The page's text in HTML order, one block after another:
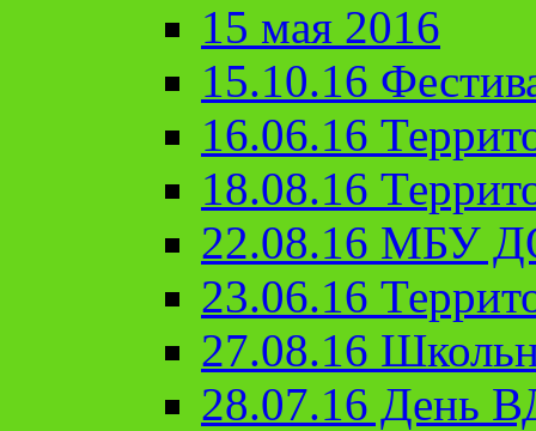
15 мая 2016
15.10.16
16.06.16
18.08.16
22.08.16 МБУ
23.06.16
27.08.16
28.07.16 День